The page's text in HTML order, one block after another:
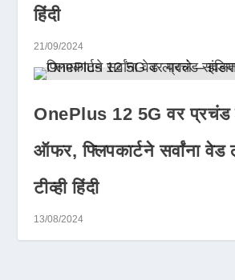
हिंदी
21/09/2024
OnePlus 12 5G वर
ऑफर, फ्लिपकार्टने सर्वांना वेड
टीव्ही हिंदी
13/08/2024